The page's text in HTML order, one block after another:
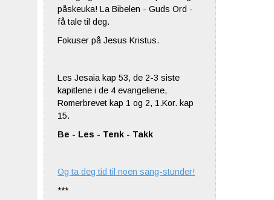
påskeuka! La Bibelen - Guds Ord -
få tale til deg.
Fokuser på Jesus Kristus.
Les Jesaia kap 53, de 2-3 siste
kapitlene i de 4 evangeliene,
Romerbrevet kap 1 og 2, 1.Kor. kap
15.
Be - Les - Tenk - Takk
Og ta deg tid til noen sang-stunder!
***